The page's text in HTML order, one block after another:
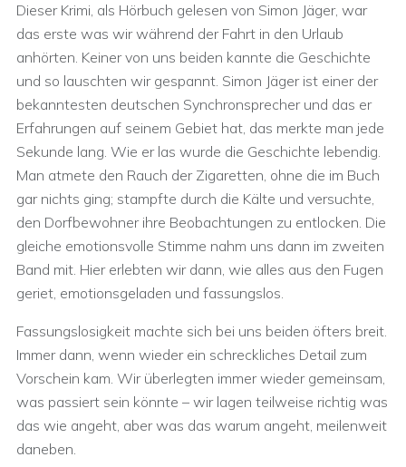
Dieser Krimi, als Hörbuch gelesen von Simon Jäger, war
das erste was wir während der Fahrt in den Urlaub
anhörten. Keiner von uns beiden kannte die Geschichte
und so lauschten wir gespannt. Simon Jäger ist einer der
bekanntesten deutschen Synchronsprecher und das er
Erfahrungen auf seinem Gebiet hat, das merkte man jede
Sekunde lang. Wie er las wurde die Geschichte lebendig.
Man atmete den Rauch der Zigaretten, ohne die im Buch
gar nichts ging; stampfte durch die Kälte und versuchte,
den Dorfbewohner ihre Beobachtungen zu entlocken. Die
gleiche emotionsvolle Stimme nahm uns dann im zweiten
Band mit. Hier erlebten wir dann, wie alles aus den Fugen
geriet, emotionsgeladen und fassungslos.
Fassungslosigkeit machte sich bei uns beiden öfters breit.
Immer dann, wenn wieder ein schreckliches Detail zum
Vorschein kam. Wir überlegten immer wieder gemeinsam,
was passiert sein könnte – wir lagen teilweise richtig was
das wie angeht, aber was das warum angeht, meilenweit
daneben.